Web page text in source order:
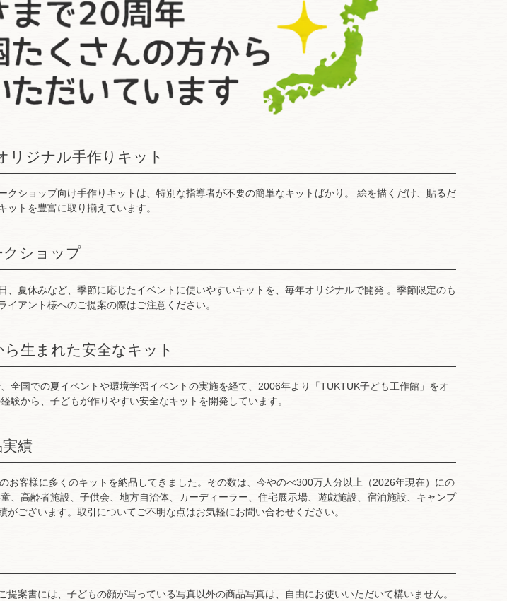
ジナル手作りキット
クショップ向け手作りキットは、特別な指導者が不要の簡単なキットばかり。 絵を描くだけ、貼るだ
トを豊富に取り揃えています。
クショップ
、夏休みなど、季節に応じたイベントに使いやすいキットを、毎年オリジナルで開発 。季節限定のも
アント様へのご提案の際はご注意ください。
生まれた安全なキット
全国での夏イベントや環境学習イベントの実施を経て、2006年より「TUKTUK子ども工作館」をオ
験から、子どもが作りやすい安全なキットを開発しています。
績
お客様に多くのキットを納品してきました。その数は、今やのべ300万人分以上（2026年現在）にの
、高齢者施設、子供会、地方自治体、カーディーラー、住宅展示場、遊戯施設、宿泊施設、キャンプ
ございます。取引についてご不明な点はお気軽にお問い合わせください。
案書には、子どもの顔が写っている写真以外の商品写真は、自由にお使いいただいて構いません。